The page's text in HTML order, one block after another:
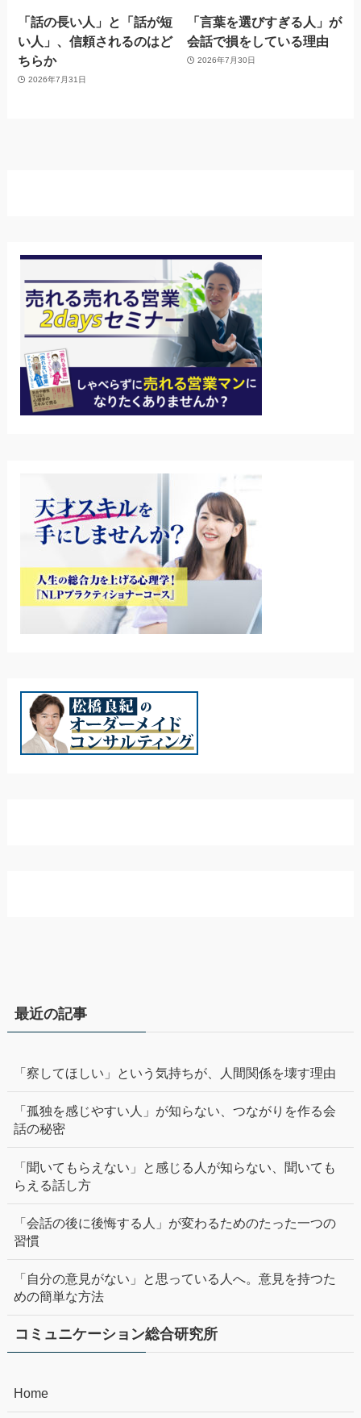
「話の長い人」と「話が短
い人」、信頼されるのはど
ちらか
2026年7月31日
「言葉を選びすぎる人」が
会話で損をしている理由
2026年7月30日
最近の記事
「察してほしい」という気持ちが、人間関係を壊す理由
「孤独を感じやすい人」が知らない、つながりを作る会
話の秘密
「聞いてもらえない」と感じる人が知らない、聞いても
らえる話し方
「会話の後に後悔する人」が変わるためのたった一つの
習慣
「自分の意見がない」と思っている人へ。意見を持つた
めの簡単な方法
コミュニケーション総合研究所
Home